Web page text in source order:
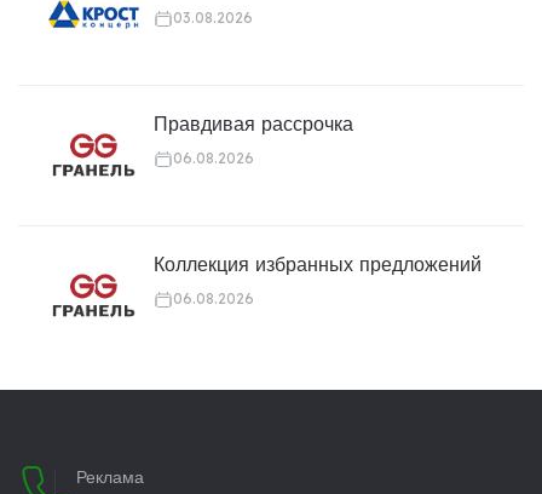
03.08.2026
Правдивая рассрочка
06.08.2026
Коллекция избранных предложений
06.08.2026
Реклама